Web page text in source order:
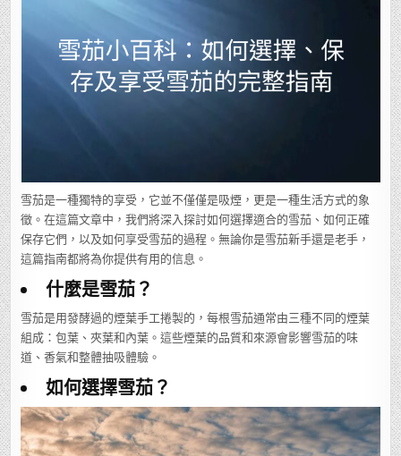
及
享
受
雪
茄
雪茄是一種獨特的享受，它並不僅僅是吸煙，更是一種生活方式的象
徵。在這篇文章中，我們將深入探討如何選擇適合的雪茄、如何正確
保存它們，以及如何享受雪茄的過程。無論你是雪茄新手還是老手，
這篇指南都將為你提供有用的信息。
什麼是雪茄？
雪茄是用發酵過的煙葉手工捲製的，每根雪茄通常由三種不同的煙葉
組成：包葉、夾葉和內葉。這些煙葉的品質和來源會影響雪茄的味
道、香氣和整體抽吸體驗。
如何選擇雪茄？